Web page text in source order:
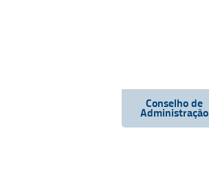
Conselho de
Administração